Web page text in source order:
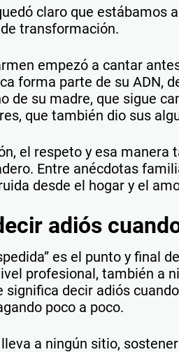
claro que estábamos
transformación.
empezó a cantar
forma parte de su ADN,
de su madre, que sigue
que también dio sus
el respeto y esa manera
Entre anécdotas
desde el hogar y el
adiós
es el punto y final
profesional, también a
significa decir adiós
poco a poco.
a ningún sitio,